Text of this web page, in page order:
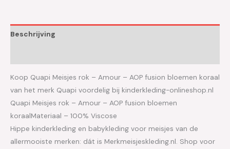
Beschrijving
Koop Quapi Meisjes rok – Amour – AOP fusion bloemen koraal
van het merk Quapi voordelig bij kinderkleding-onlineshop.nl
Quapi Meisjes rok – Amour – AOP fusion bloemen
koraalMateriaal – 100% Viscose
Hippe kinderkleding en babykleding voor meisjes van de
allermooiste merken: dát is Merkmeisjeskleding.nl. Shop voor